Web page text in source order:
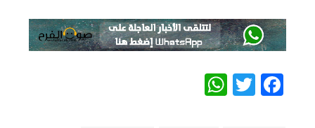
Facebook
Twitter
WhatsApp